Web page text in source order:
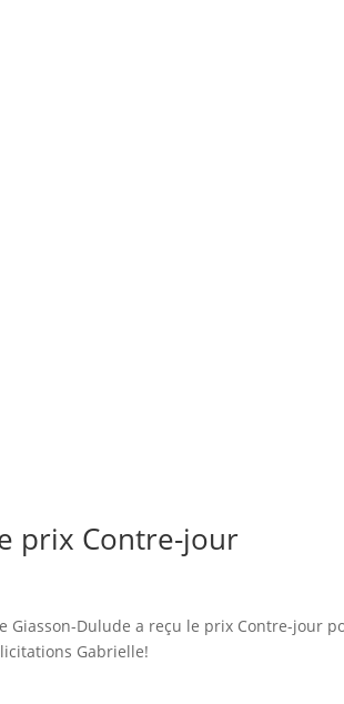
prix Contre-jour
Giasson-Dulude a reçu le prix Contre-jour
Gabrielle!